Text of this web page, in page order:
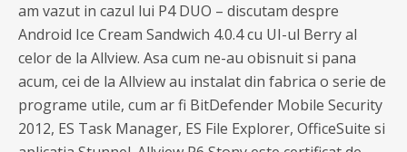
am vazut in cazul lui P4 DUO – discutam despre
Android Ice Cream Sandwich 4.0.4 cu UI-ul Berry al
celor de la Allview. Asa cum ne-au obisnuit si pana
acum, cei de la Allview au instalat din fabrica o serie de
programe utile, cum ar fi BitDefender Mobile Security
2012, ES Task Manager, ES File Explorer, OfficeSuite si